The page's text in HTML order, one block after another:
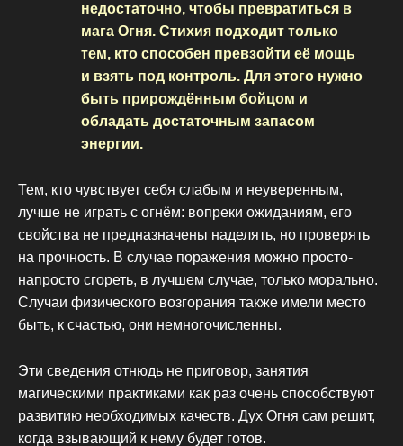
недостаточно, чтобы превратиться в
мага Огня. Стихия подходит только
тем, кто способен превзойти её мощь
и взять под контроль. Для этого нужно
быть прирождённым бойцом и
обладать достаточным запасом
энергии.
Тем, кто чувствует себя слабым и неуверенным,
лучше не играть с огнём: вопреки ожиданиям, его
свойства не предназначены наделять, но проверять
на прочность. В случае поражения можно просто-
напросто сгореть, в лучшем случае, только морально.
Случаи физического возгорания также имели место
быть, к счастью, они немногочисленны.
Эти сведения отнюдь не приговор, занятия
магическими практиками как раз очень способствуют
развитию необходимых качеств. Дух Огня сам решит,
когда взывающий к нему будет готов.